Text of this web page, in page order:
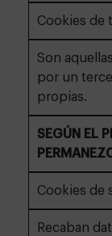
Cookies de
Son
por un
propias.
SEGÚN EL
Cookies de
Recaban